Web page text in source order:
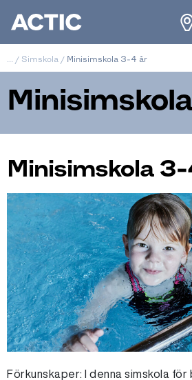
/ Simskola / Minisimskola 3-4 år
Minisimskola
Förkunskaper: I denna simskola för